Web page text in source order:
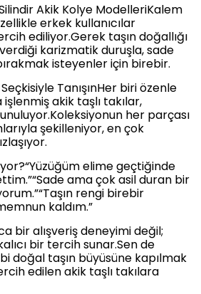
Akik Kolye ModelleriKalem
erkek kullanıcılar
ediliyor.Gerek taşın doğallığı
karizmatik duruşla, sade
isteyenler için birebir.
Seçkisiyle TanışınHer biri özenle
akik taşlı takılar,
her parçası
şekilleniyor, en çok
elime geçtiğinde
ama çok asil duran bir
rengi birebir
kaldım.”
bir alışveriş deneyimi değil;
bir tercih sunar.Sen de
doğal taşın büyüsüne kapılmak
edilen akik taşlı takılara